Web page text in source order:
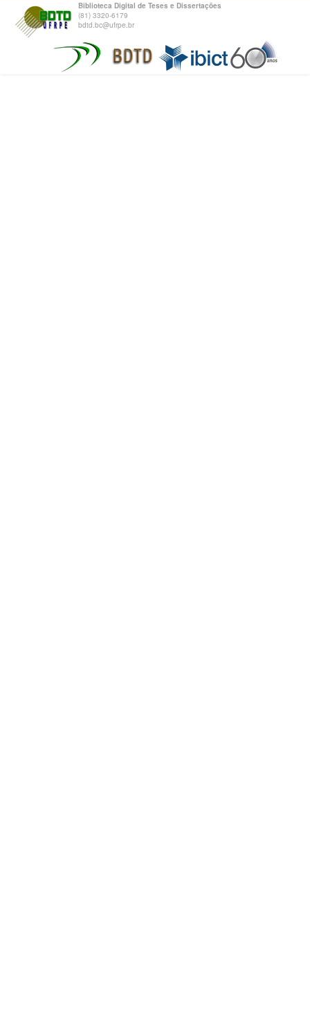
Biblioteca Digital de Teses e Dissertações
(81) 3320-6179
bdtd.bc@ufrpe.br